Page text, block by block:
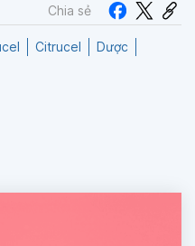
Chia sẻ
Citrucel
Dược